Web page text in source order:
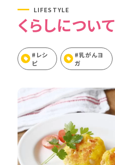
LIFESTYLE
くらしについて
#レシ
ピ
#乳がんヨ
ガ